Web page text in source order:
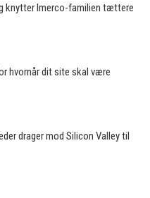
knytter Imerco-familien tættere
hvornår dit site skal være
drager mod Silicon Valley til